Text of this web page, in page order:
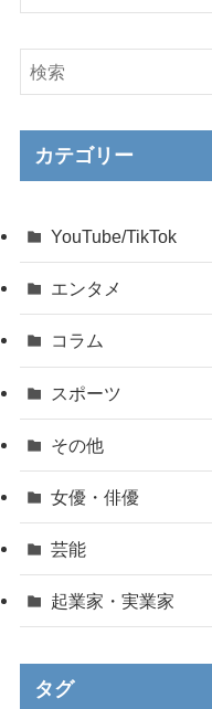
カテゴリー
YouTube/TikTok
エンタメ
コラム
スポーツ
その他
女優・俳優
芸能
起業家・実業家
タグ